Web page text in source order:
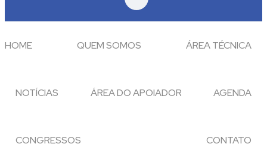
HOME QUEM SOMOS ÁREA TÉCNICA
NOTÍCIAS ÁREA DO APOIADOR AGENDA
CONGRESSOS CONTATO